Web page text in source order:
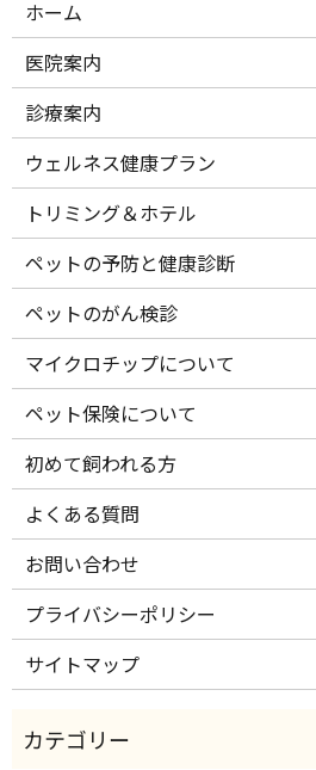
ホーム
医院案内
診療案内
ウェルネス健康プラン
トリミング＆ホテル
ペットの予防と健康診断
ペットのがん検診
マイクロチップについて
ペット保険について
初めて飼われる方
よくある質問
お問い合わせ
プライバシーポリシー
サイトマップ